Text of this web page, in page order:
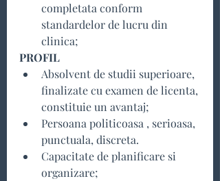
completata conform
standardelor de lucru din
clinica;
PROFIL
Absolvent de studii superioare,
finalizate cu examen de licenta,
constituie un avantaj;
Persoana politicoasa , serioasa,
punctuala, discreta.
Capacitate de planificare si
organizare;